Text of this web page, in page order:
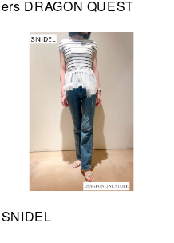
ers DRAGON QUEST
SNIDEL